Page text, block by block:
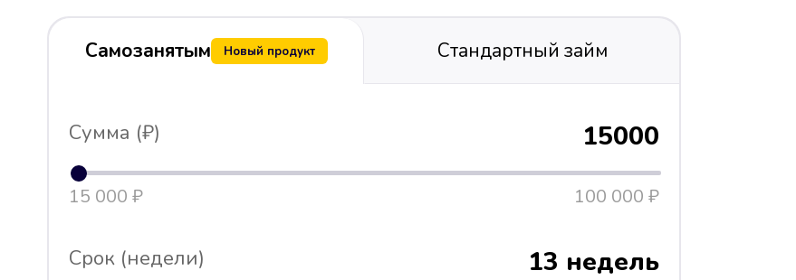
Самозанятым Новый продукт Стандартный займ
Сумма (₽) 15000
15 000 ₽ 100 000 ₽
Срок (недели) 13 недель